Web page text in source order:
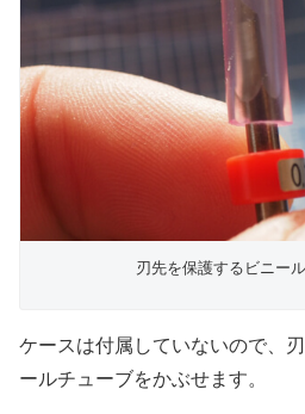
刃先を保護するビニー
ケースは付属していないので、
ールチューブをかぶせます。